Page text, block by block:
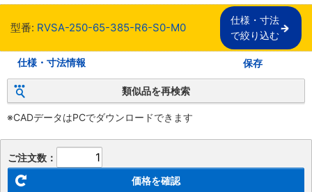
型番: RVSA-250-65-385-R6-S0-M0
仕様・寸法
で絞り込む
仕様・寸法情報 保存
類似品を再検索
※CADデータはPCでダウンロードできます
ご注文数：
価格を確認